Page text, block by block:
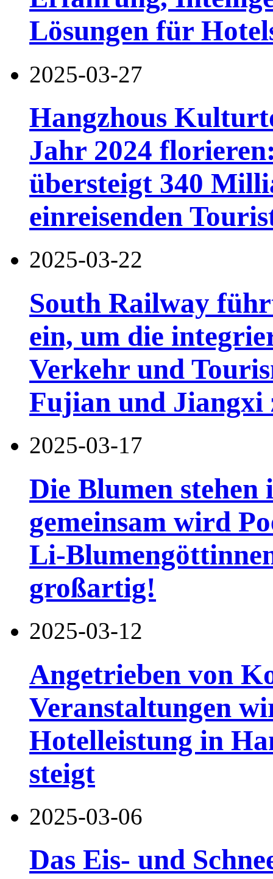
Lösungen für
2025-03-27
Hangzhous
Jahr 2024
übersteigt 340
einreisenden
2025-03-22
South Railway
ein, um die
Verkehr und
Fujian und Jiangxi
2025-03-17
Die Blumen
gemeinsam wird
Li-
großartig!
2025-03-12
Angetrieben von
Veranstaltungen
Hotelleistung in
steigt
2025-03-06
Das Eis- und